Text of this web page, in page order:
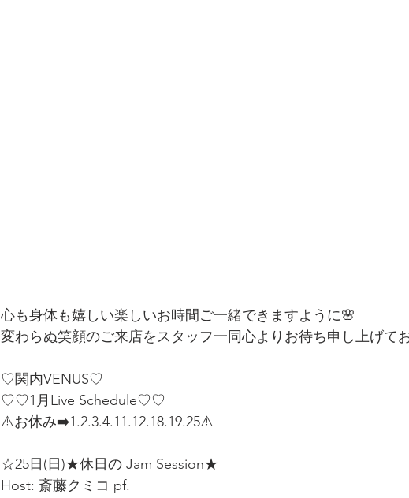
心も身体も嬉しい楽しいお時間ご一緒できますように🌸
変わらぬ笑顔のご来店をスタッフ一同心よりお待ち申し上げてお
♡関内VENUS♡
♡♡1月Live Schedule♡♡
⚠️お休み➡️1.2.3.4.11.12.18.19.25⚠️
☆25日(日)★休日の Jam Session★
Host: 斎藤クミコ pf.